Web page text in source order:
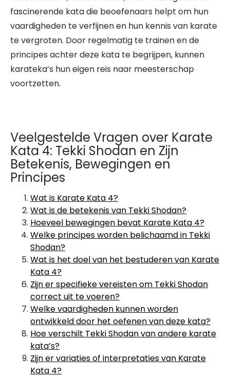
fascinerende kata die beoefenaars helpt om hun
vaardigheden te verfijnen en hun kennis van karate
te vergroten. Door regelmatig te trainen en de
principes achter deze kata te begrijpen, kunnen
karateka’s hun eigen reis naar meesterschap
voortzetten.
Veelgestelde Vragen over Karate
Kata 4: Tekki Shodan en Zijn
Betekenis, Bewegingen en
Principes
Wat is Karate Kata 4?
Wat is de betekenis van Tekki Shodan?
Hoeveel bewegingen bevat Karate Kata 4?
Welke principes worden belichaamd in Tekki
Shodan?
Wat is het doel van het bestuderen van Karate
Kata 4?
Zijn er specifieke vereisten om Tekki Shodan
correct uit te voeren?
Welke vaardigheden kunnen worden
ontwikkeld door het oefenen van deze kata?
Hoe verschilt Tekki Shodan van andere karate
kata’s?
Zijn er variaties of interpretaties van Karate
Kata 4?